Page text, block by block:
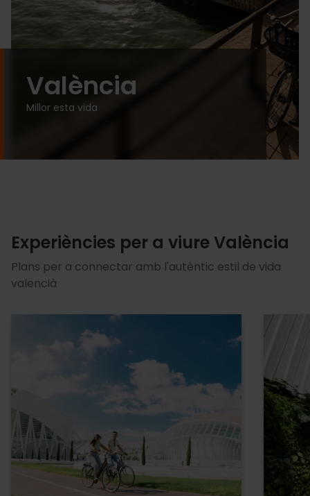
València
Millor esta vida
Experiències per a viure València
Plans per a connectar amb l'autèntic estil de vida
valencià